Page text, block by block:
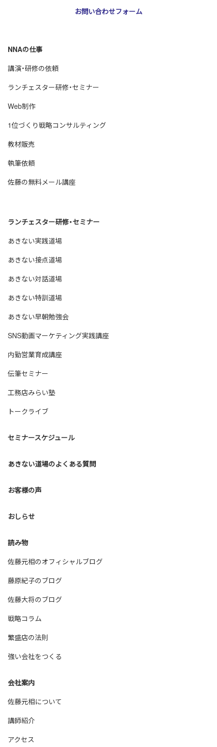
お問い合わせフォーム
NNAの仕事
講演・研修の依頼
ランチェスター研修・セミナー
Web制作
1位づくり戦略コンサルティング
教材販売
執筆依頼
佐藤の無料メール講座
ランチェスター研修・セミナー
あきない実践道場
あきない接点道場
あきない対話道場
あきない特訓道場
あきない早朝勉強会
SNS動画マーケティング実践講座
内勤営業育成講座
伝筆セミナー
工務店みらい塾
トークライブ
セミナースケジュール
あきない道場のよくある質問
お客様の声
おしらせ
読み物
佐藤元相のオフィシャルブログ
藤原紀子のブログ
佐藤大将のブログ
戦略コラム
繁盛店の法則
強い会社をつくる
会社案内
佐藤元相について
講師紹介
アクセス